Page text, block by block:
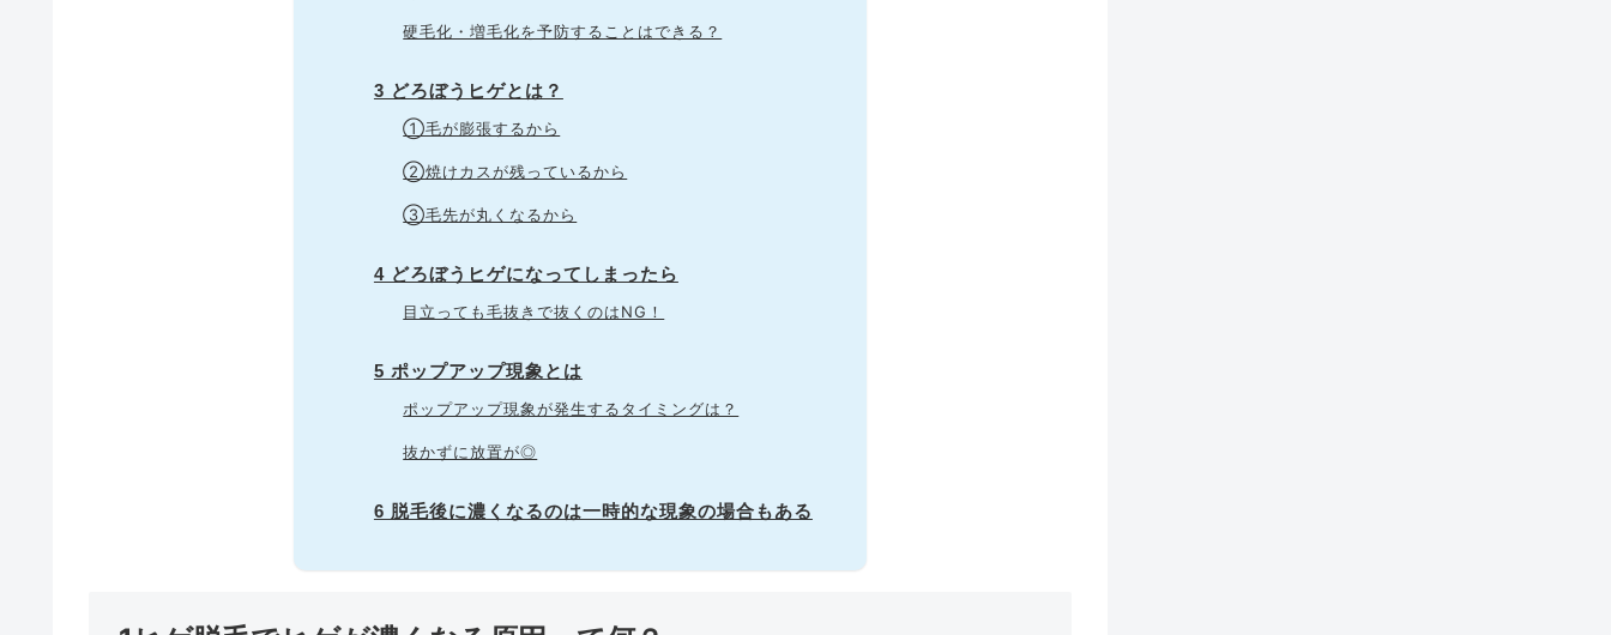
硬毛化・増毛化を予防することはできる？
3 どろぼうヒゲとは？
①毛が膨張するから
②焼けカスが残っているから
③毛先が丸くなるから
4 どろぼうヒゲになってしまったら
目立っても毛抜きで抜くのはNG！
5 ポップアップ現象とは
ポップアップ現象が発生するタイミングは？
抜かずに放置が◎
6 脱毛後に濃くなるのは一時的な現象の場合もある